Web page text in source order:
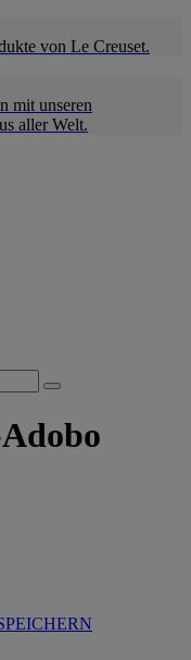
von Le Creuset.
mit unseren
aller Welt.